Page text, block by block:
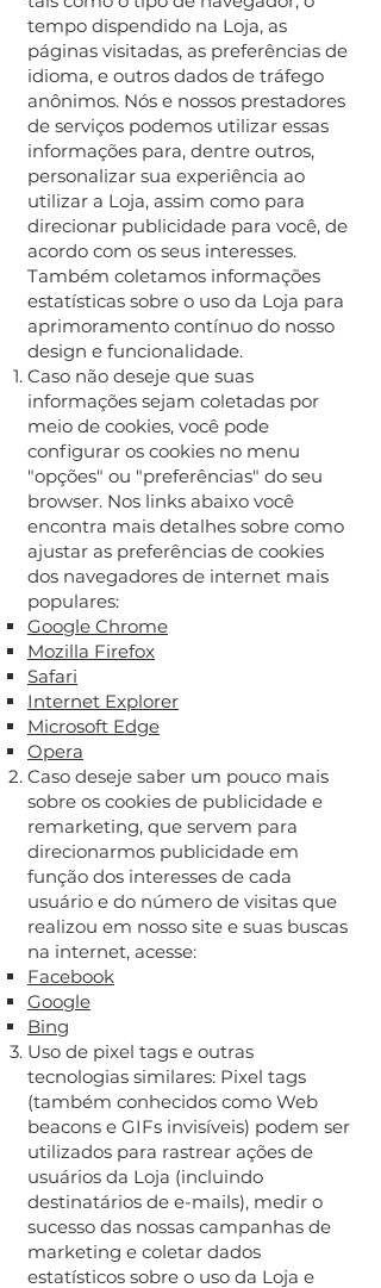
tempo dispendido na Loja, as
páginas visitadas, as preferências de
idioma, e outros dados de tráfego
anônimos. Nós e nossos prestadores
de serviços podemos utilizar essas
informações para, dentre outros,
personalizar sua experiência ao
utilizar a Loja, assim como para
direcionar publicidade para você, de
acordo com os seus interesses.
Também coletamos informações
estatísticas sobre o uso da Loja para
aprimoramento contínuo do nosso
design e funcionalidade.
Caso não deseje que suas
informações sejam coletadas por
meio de cookies, você pode
configurar os cookies no menu
"opções" ou "preferências" do seu
browser. Nos links abaixo você
encontra mais detalhes sobre como
ajustar as preferências de cookies
dos navegadores de internet mais
populares:
Google Chrome
Mozilla Firefox
Safari
Internet Explorer
Microsoft Edge
Opera
Caso deseje saber um pouco mais
sobre os cookies de publicidade e
remarketing, que servem para
direcionarmos publicidade em
função dos interesses de cada
usuário e do número de visitas que
realizou em nosso site e suas buscas
na internet, acesse:
Facebook
Google
Bing
Uso de pixel tags e outras
tecnologias similares: Pixel tags
(também conhecidos como Web
beacons e GIFs invisíveis) podem ser
utilizados para rastrear ações de
usuários da Loja (incluindo
destinatários de e-mails), medir o
sucesso das nossas campanhas de
marketing e coletar dados
estatísticos sobre o uso da Loja e